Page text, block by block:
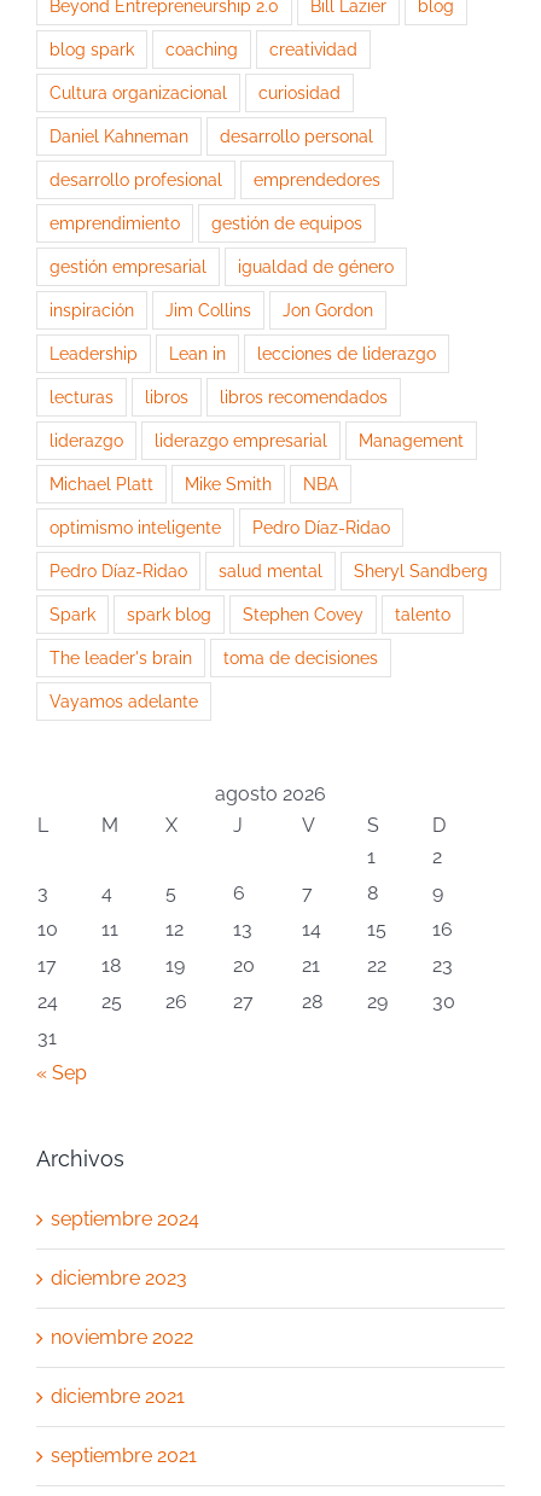
Beyond Entrepreneurship 2.0 Bill Lazier blog
blog spark coaching creatividad
Cultura organizacional curiosidad
Daniel Kahneman desarrollo personal
desarrollo profesional emprendedores
emprendimiento gestión de equipos
gestión empresarial igualdad de género
inspiración Jim Collins Jon Gordon
Leadership Lean in lecciones de liderazgo
lecturas libros libros recomendados
liderazgo liderazgo empresarial Management
Michael Platt Mike Smith NBA
optimismo inteligente Pedro Díaz-Ridao
Pedro Díaz-Ridao salud mental Sheryl Sandberg
Spark spark blog Stephen Covey talento
The leader's brain toma de decisiones
Vayamos adelante
agosto 2026
L
M X J V S
D
1
2
3
4 5 6 7 8
9
10
11 12 13 14 15
16
17
18 19 20 21 22
23
24
25 26 27 28 29
30
31
« Sep
Archivos
septiembre 2024
diciembre 2023
noviembre 2022
diciembre 2021
septiembre 2021